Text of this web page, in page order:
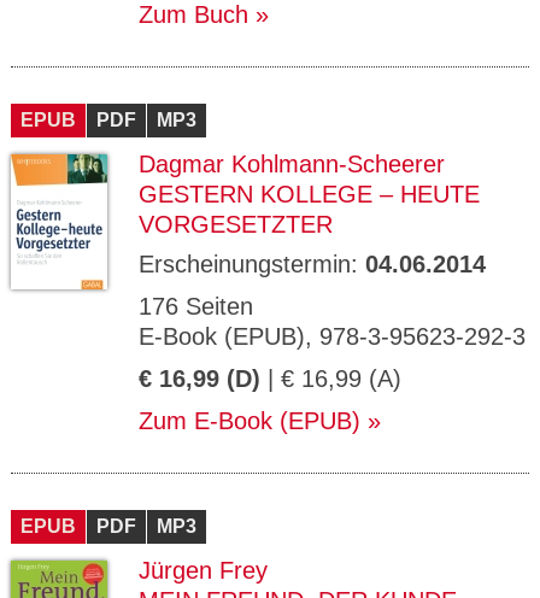
Zum Buch
EPUB PDF MP3
Dagmar Kohlmann-Scheerer
GESTERN KOLLEGE – HEUTE
VORGESETZTER
Erscheinungstermin: 04.06.2014
176 Seiten
E-Book (EPUB), 978-3-95623-292-3
€ 16,99 (D) | € 16,99 (A)
Zum E-Book (EPUB)
EPUB PDF MP3
Jürgen Frey